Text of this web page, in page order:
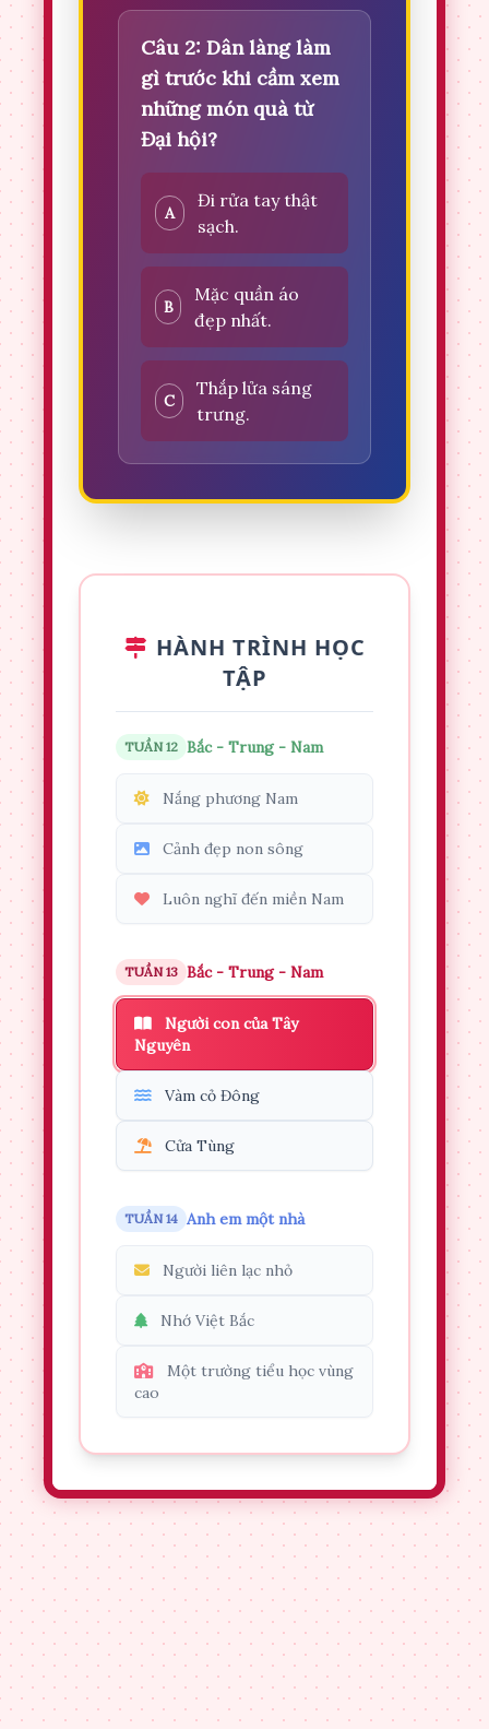
Câu 2: Dân làng làm
gì trước khi cầm xem
những món quà từ
Đại hội?
A
Đi rửa tay thật
sạch.
B
Mặc quần áo
đẹp nhất.
C
Thắp lửa sáng
trưng.
HÀNH TRÌNH HỌC
TẬP
TUẦN 12 Bắc - Trung - Nam
Nắng phương Nam
Cảnh đẹp non sông
Luôn nghĩ đến miền Nam
TUẦN 13 Bắc - Trung - Nam
Người con của Tây
Nguyên
Vàm cỏ Đông
Cửa Tùng
TUẦN 14 Anh em một nhà
Người liên lạc nhỏ
Nhớ Việt Bắc
Một trường tiểu học vùng
cao